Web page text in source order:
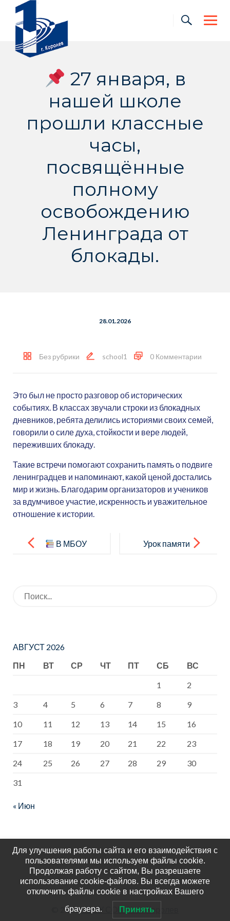
content
27 января, в
нашей школе
прошли классные
часы,
посвящённые
полному
освобождению
Ленинграда от
блокады.
28.01.2026
Без рубрики school1 0 Комментарии
Это был не просто разговор об исторических
событиях. В классах звучали строки из блокадных
дневников, ребята делились историями своих семей,
говорили о силе духа, стойкости и вере людей,
переживших блокаду.
Такие встречи помогают сохранить память о подвиге
ленинградцев и напоминают, какой ценой достались
мир и жизнь. Благодарим организаторов и учеников
за вдумчивое участие, искренность и уважительное
отношение к истории.
записям
В МБОУ
«Б» класса
я гостиная
я к 200-
летию со дня
рождения
Урок памяти
Искать:
АВГУСТ 2026
ПН
ВТ СР ЧТ ПТ СБ
ВС
1
2
3
4 5 6 7 8
9
10
11 12 13 14 15
16
17
18 19 20 21 22
23
24
25 26 27 28 29
30
31
« Июн
© 2026МБОУ СОШ №1 г.Королев
Для улучшения работы сайта и его взаимодействия с
пользователями мы используем файлы cookie.
Продолжая работу с сайтом, Вы разрешаете
использование cookie-файлов. Вы всегда можете
отключить файлы cookie в настройках Вашего
браузера. Принять